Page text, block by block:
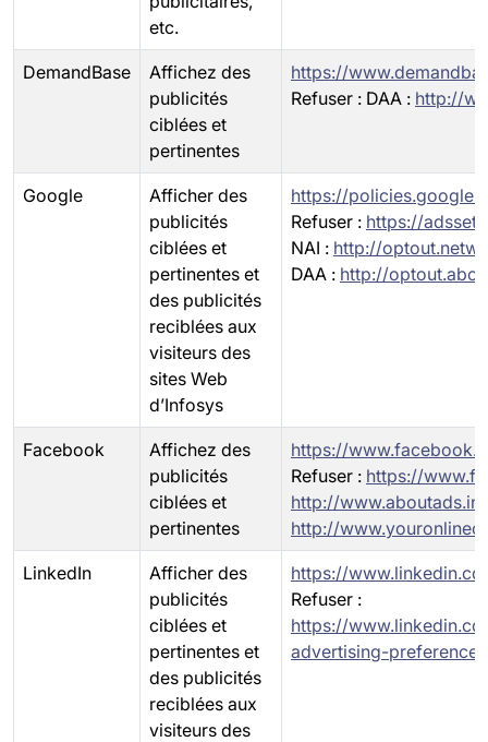
etc.
DemandBase
Affichez des
publicités
ciblées et
pertinentes
https://
Refuser : DAA : http://
Google
Afficher des
publicités
ciblées et
pertinentes et
des publicités
reciblées aux
visiteurs des
sites Web
d’Infosys
https://
Refuser : https://
NAI : http://
DAA : http://
Facebook
Affichez des
publicités
ciblées et
pertinentes
https://
Refuser : https://
http://
http://
LinkedIn
Afficher des
publicités
ciblées et
pertinentes et
des publicités
reciblées aux
visiteurs des
https://
Refuser :
https://
advertising-preferences